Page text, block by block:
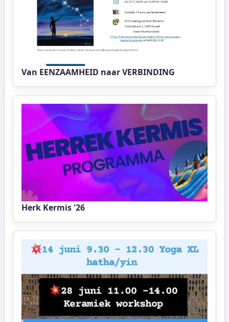
Van EENZAAMHEID naar VERBINDING
Herk Kermis '26